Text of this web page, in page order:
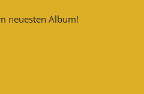
neuesten Album!